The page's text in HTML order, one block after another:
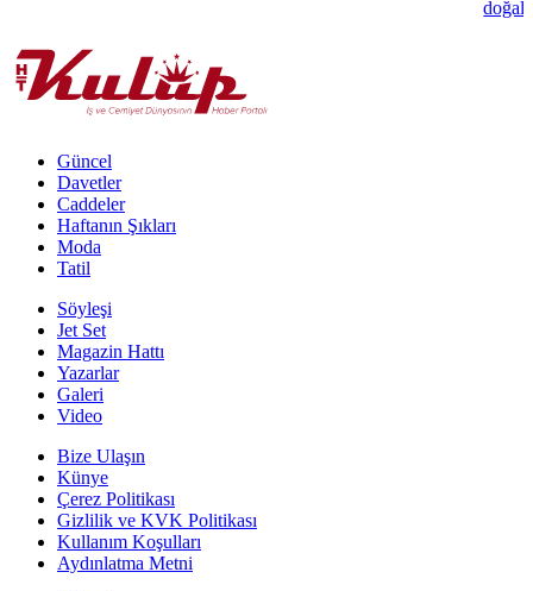
doğal
Güncel
Davetler
Caddeler
Haftanın Şıkları
Moda
Tatil
Söyleşi
Jet Set
Magazin Hattı
Yazarlar
Galeri
Video
Bize Ulaşın
Künye
Çerez Politikası
Gizlilik ve KVK Politikası
Kullanım Koşulları
Aydınlatma Metni